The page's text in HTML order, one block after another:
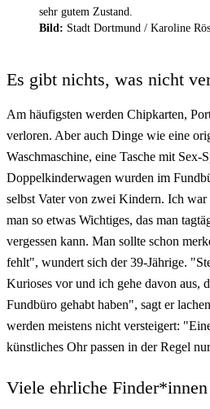
sehr gutem Zustand.
Bild: Stadt Dortmund / Karoline
Es gibt nichts, was nicht
Am häufigsten werden Chipkarten,
verloren. Aber auch Dinge wie eine
Waschmaschine, eine Tasche mit Sex-
Doppelkinderwagen wurden im
selbst Vater von zwei Kindern. Ich war
man so etwas Wichtiges, das man
vergessen kann. Man sollte schon
fehlt", wundert sich der 39-Jährige.
Kurioses vor und ich gehe davon aus,
Fundbüro gehabt haben", sagt er
werden meistens nicht versteigert:
künstliches Ohr passen in der Regel
Viele ehrliche Finder*innen